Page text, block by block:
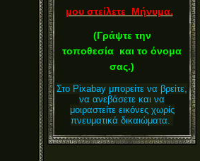
μου στείλετε Μήνυμα.
(Γράψτε την
τοποθεσία και το όνομα
σας.)
Στο Pixabay μπορείτε να βρείτε,
να ανεβάσετε και να
μοιραστείτε εικόνες χωρίς
πνευματικά δικαιώματα.